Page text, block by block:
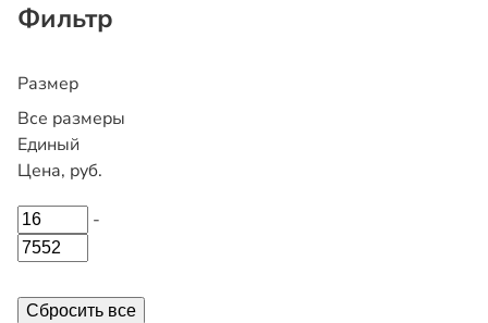
Фильтр
Размер
Все размеры
Единый
Цена, руб.
-
Сбросить все